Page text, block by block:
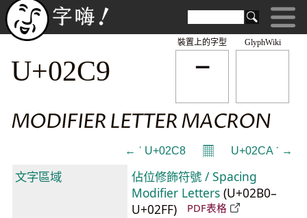
GlyphWiki
ˉ
裝置上的字型
U+02C9
MODIFIER LETTER MACRON
← ˈ U+02C8 𝄜 U+02CA ˊ →
文字區域
佔位修飾符號 / Spacing
Modifier Letters (U+02B0–
U+02FF)
PDF表格